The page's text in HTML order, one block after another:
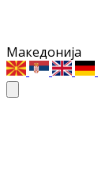
Македонија